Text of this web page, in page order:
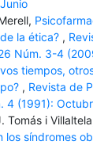
la ética? ,
Núm. 3-4
tiempos,
, Revista de
4 (1991):
Tomás i
los síndromes